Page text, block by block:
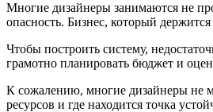
Многие дизайнеры занимаются не
опасность. Бизнес, который
Чтобы построить систему,
грамотно планировать бюджет и
К сожалению, многие дизайнеры не
ресурсов и где находится точка